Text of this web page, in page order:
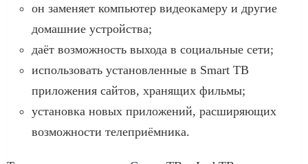
он заменяет компьютер видеокамеру и другие
домашние устройства;
даёт возможность выхода в социальные сети;
использовать установленные в Smart ТВ
приложения сайтов, хранящих фильмы;
установка новых приложений, расширяющих
возможности телеприёмника.